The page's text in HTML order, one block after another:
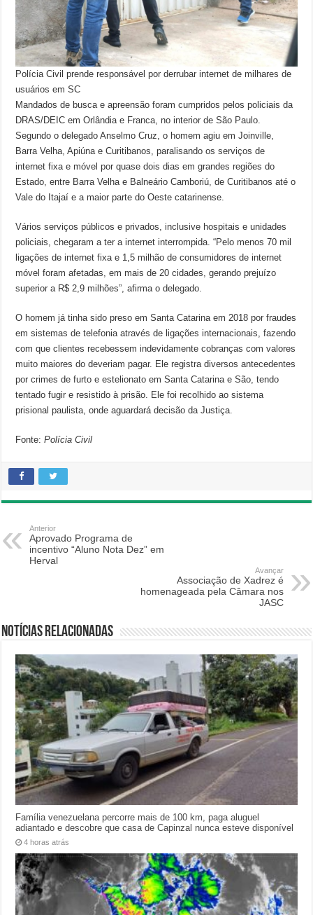
Polícia Civil prende responsável por derrubar internet de milhares de
usuários em SC
Mandados de busca e apreensão foram cumpridos pelos policiais da
DRAS/DEIC em Orlândia e Franca, no interior de São Paulo.
Segundo o delegado Anselmo Cruz, o homem agiu em Joinville,
Barra Velha, Apiúna e Curitibanos, paralisando os serviços de
internet fixa e móvel por quase dois dias em grandes regiões do
Estado, entre Barra Velha e Balneário Camboriú, de Curitibanos até o
Vale do Itajaí e a maior parte do Oeste catarinense.
Vários serviços públicos e privados, inclusive hospitais e unidades
policiais, chegaram a ter a internet interrompida. “Pelo menos 70 mil
ligações de internet fixa e 1,5 milhão de consumidores de internet
móvel foram afetadas, em mais de 20 cidades, gerando prejuízo
superior a R$ 2,9 milhões”, afirma o delegado.
O homem já tinha sido preso em Santa Catarina em 2018 por fraudes
em sistemas de telefonia através de ligações internacionais, fazendo
com que clientes recebessem indevidamente cobranças com valores
muito maiores do deveriam pagar. Ele registra diversos antecedentes
por crimes de furto e estelionato em Santa Catarina e São, tendo
tentado fugir e resistido à prisão. Ele foi recolhido ao sistema
prisional paulista, onde aguardará decisão da Justiça.
Fonte:Polícia Civil
Anterior
Aprovado Programa de
incentivo “Aluno Nota Dez” em
Herval
Avançar
Associação de Xadrez é
homenageada pela Câmara nos
JASC
Notícias relacionadas
Família venezuelana percorre mais de 100 km, paga aluguel
adiantado e descobre que casa de Capinzal nunca esteve disponível
4 horas atrás